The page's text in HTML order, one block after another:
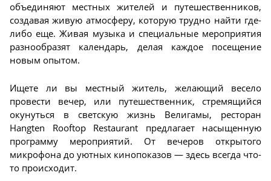
объединяют местных жителей и путешественников,
создавая живую атмосферу, которую трудно найти где-
либо еще. Живая музыка и специальные мероприятия
разнообразят календарь, делая каждое посещение
новым опытом.
Ищете ли вы местный житель, желающий весело
провести вечер, или путешественник, стремящийся
окунуться в светскую жизнь Велигамы, ресторан
Hangten Rooftop Restaurant предлагает насыщенную
программу мероприятий. От вечеров открытого
микрофона до уютных кинопоказов — здесь всегда что-
то происходит.